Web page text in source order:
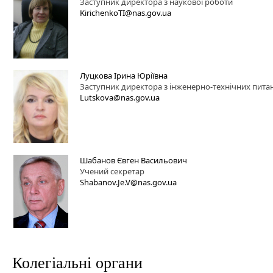
KirichenkoTI@nas.gov.ua
Луцкова Ірина Юріївна
Заступник директора з інженерно-технічних
Lutskova@nas.gov.ua
Шабанов Євген Васильович
Учений секретар
Shabanov.Je.V@nas.gov.ua
Колегіальні органи